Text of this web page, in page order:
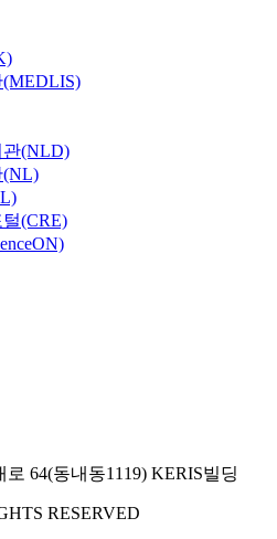
관(NLD)
(NL)
(CRE)
64(동내동1119) KERIS빌딩
RESERVED